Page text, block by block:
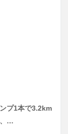
プ1本で3.2km
、…